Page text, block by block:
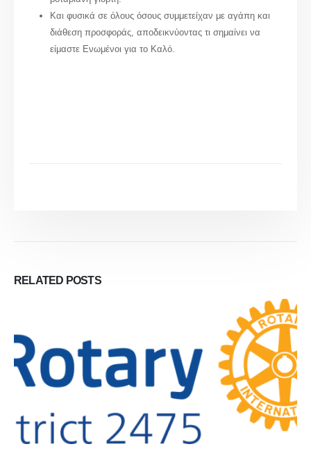
Και φυσικά σε όλους όσους συμμετείχαν με αγάπη και
διάθεση προσφοράς, αποδεικνύοντας τι σημαίνει να
είμαστε Ενωμένοι για το Καλό.
RELATED POSTS